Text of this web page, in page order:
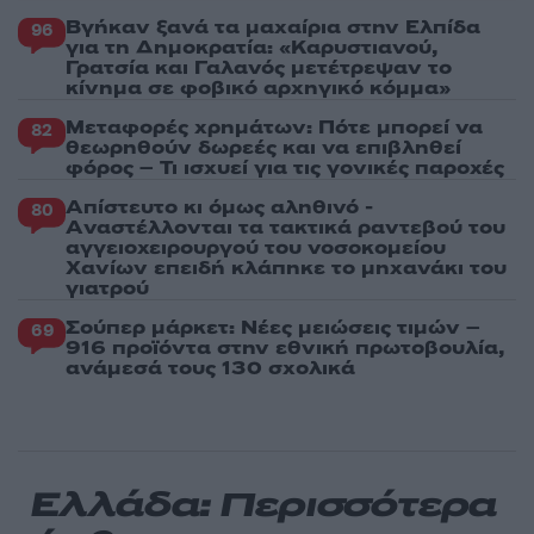
96 Βγήκαν ξανά τα μαχαίρια στην Ελπίδα
για τη Δημοκρατία: «Καρυστιανού,
Γρατσία και Γαλανός μετέτρεψαν το
κίνημα σε φοβικό αρχηγικό κόμμα»
82 Μεταφορές χρημάτων: Πότε μπορεί να
θεωρηθούν δωρεές και να επιβληθεί
φόρος – Τι ισχυεί για τις γονικές παροχές
80 Απίστευτο κι όμως αληθινό -
Aναστέλλονται τα τακτικά ραντεβού του
αγγειοχειρουργού του νοσοκομείου
Χανίων επειδή κλάπηκε το μηχανάκι του
γιατρού
69 Σούπερ μάρκετ: Νέες μειώσεις τιμών –
916 προϊόντα στην εθνική πρωτοβουλία,
ανάμεσά τους 130 σχολικά
Ελλάδα: Περισσότερα